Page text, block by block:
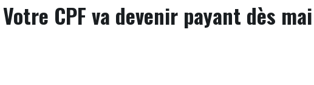
CPF va devenir payant dès mai